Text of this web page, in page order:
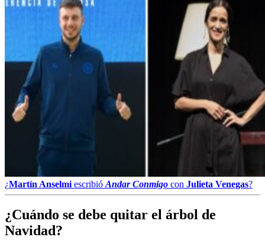
¿Martín Anselmi escribió Andar Conmigo con Julieta Venegas?
¿Cuándo se debe quitar el árbol de
Navidad?